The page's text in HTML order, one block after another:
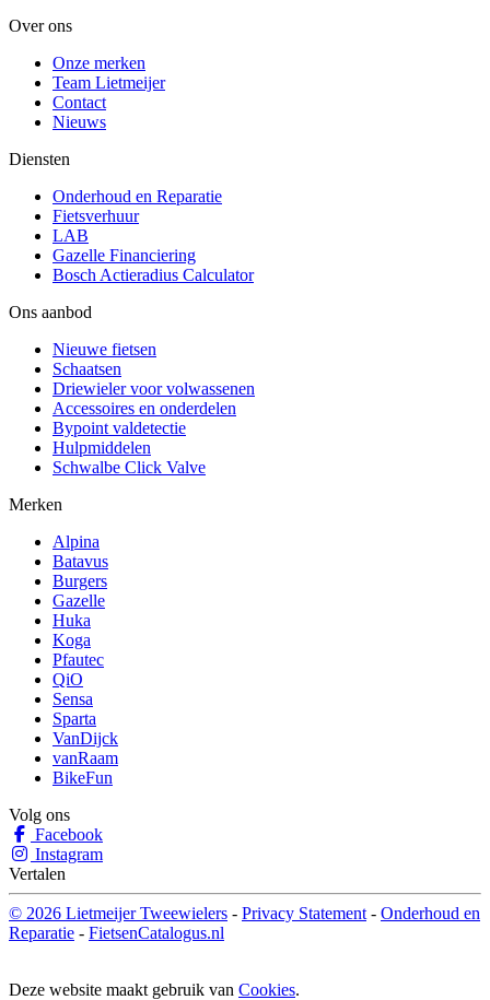
Over ons
Onze merken
Team Lietmeijer
Contact
Nieuws
Diensten
Onderhoud en Reparatie
Fietsverhuur
LAB
Gazelle Financiering
Bosch Actieradius Calculator
Ons aanbod
Nieuwe fietsen
Schaatsen
Driewieler voor volwassenen
Accessoires en onderdelen
Bypoint valdetectie
Hulpmiddelen
Schwalbe Click Valve
Merken
Alpina
Batavus
Burgers
Gazelle
Huka
Koga
Pfautec
QiO
Sensa
Sparta
VanDijck
vanRaam
BikeFun
Volg ons
Facebook
Instagram
Vertalen
© 2026 Lietmeijer Tweewielers - Privacy Statement - Onderhoud en
Reparatie - FietsenCatalogus.nl
Deze website maakt gebruik van Cookies.